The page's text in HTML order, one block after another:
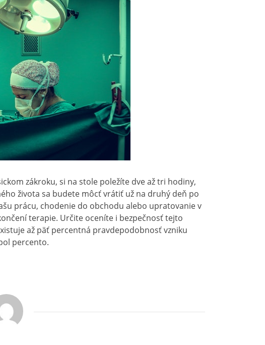
zákroku, si na stole poležíte dve až tri hodiny,
života sa budete môcť vrátiť už na druhý deň po
prácu, chodenie do obchodu alebo upratovanie v
terapie. Určite oceníte i bezpečnosť tejto
až päť percentná pravdepodobnosť vzniku
percento.